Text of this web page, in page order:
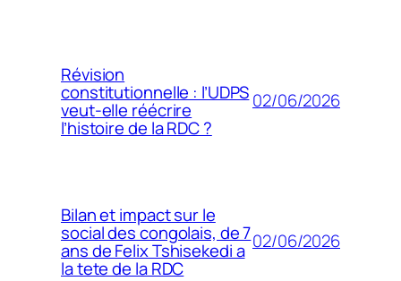
Révision
constitutionnelle : l’UDPS
veut-elle réécrire
l’histoire de la RDC ?
02/06/2026
Bilan et impact sur le
social des congolais, de 7
ans de Felix Tshisekedi a
la tete de la RDC
02/06/2026